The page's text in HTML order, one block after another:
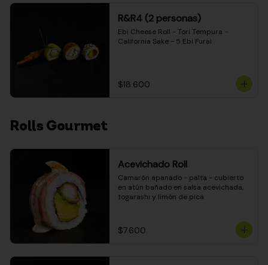
R&R4 (2 personas)
Ebi Cheese Roll - Tori Tempura -
California Sake - 5 Ebi Furai
$18.600
Rolls Gourmet
Acevichado Roll
Camarón apanado - palta - cubierto
en atún bañado en salsa acevichada,
togarashi y limón de pica
$7.600